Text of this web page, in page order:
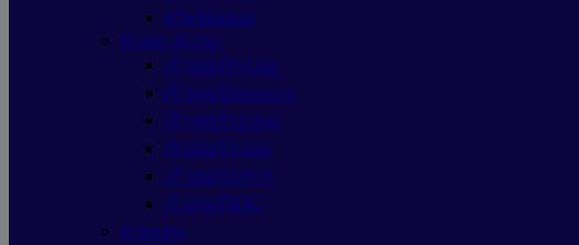
สวิตซ์Dahua
Router 4G/5G
เร้าเตอร์D-Link
เร้าเตอร์Mercusys
เร้าเตอร์Tp-link
เร้าเตอร์Tenda
เร้าเตอร์ASUS
เร้าเตอร์H3C
สายแลน